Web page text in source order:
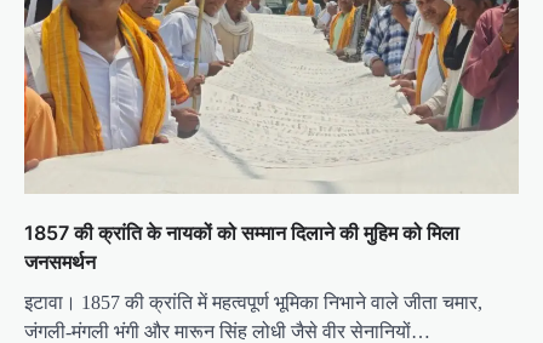
1857 की क्रांति के नायकों को सम्मान दिलाने की मुहिम को मिला
जनसमर्थन
इटावा। 1857 की क्रांति में महत्वपूर्ण भूमिका निभाने वाले जीता चमार,
जंगली-मंगली भंगी और मारून सिंह लोधी जैसे वीर सेनानियों…